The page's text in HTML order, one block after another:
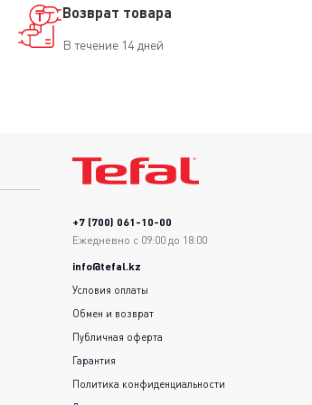
Возврат товара
В течение 14 дней
+7 (700) 061-10-00
Ежедневно с 09:00 до 18:00
info@tefal.kz
Условия оплаты
Обмен и возврат
Публичная оферта
Гарантия
Политика конфиденциальности